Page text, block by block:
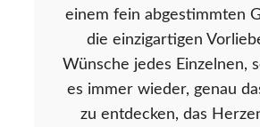
einem fein abgestimmten
die einzigartigen
Wünsche jedes Einzelnen,
es immer wieder, genau
zu entdecken, das